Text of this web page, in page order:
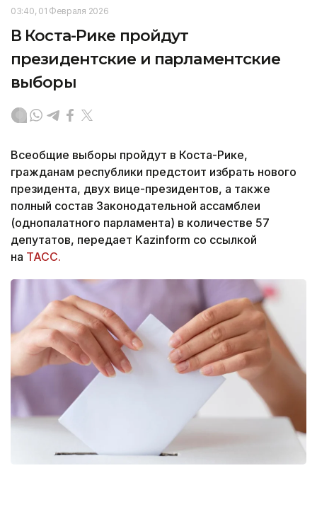
03:40, 01 Февраля 2026
В Коста-Рике пройдут
президентские и парламентские
выборы
Всеобщие выборы пройдут в Коста-Рике,
гражданам республики предстоит избрать нового
президента, двух вице-президентов, а также
полный состав Законодательной ассамблеи
(однопалатного парламента) в количестве 57
депутатов, передает Kazinform со ссылкой
на ТАСС.